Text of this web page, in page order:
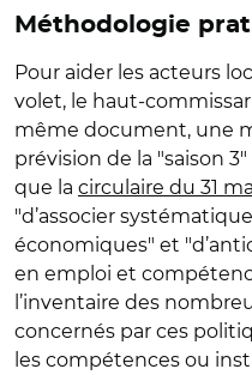
Méthodologie
Pour aider les acteurs
volet, le haut-
même document, une
prévision de la "saison
que la circulaire du 31
"d’associer
économiques" et
en emploi et
l’inventaire des
concernés par ces
les compétences ou